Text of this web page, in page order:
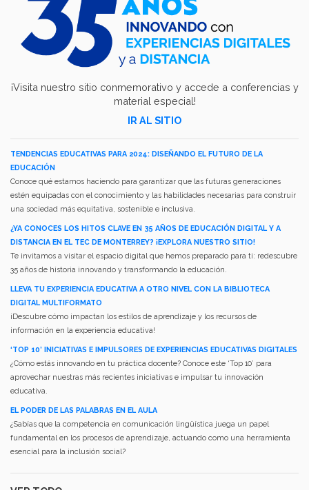
¡Visita nuestro sitio conmemorativo y accede a conferencias y
material especial!
IR AL SITIO
TENDENCIAS EDUCATIVAS PARA 2024: DISEÑANDO EL FUTURO DE LA
EDUCACIÓN
Conoce qué estamos haciendo para garantizar que las futuras generaciones
estén equipadas con el conocimiento y las habilidades necesarias para construir
una sociedad más equitativa, sostenible e inclusiva.
¿YA CONOCES LOS HITOS CLAVE EN 35 AÑOS DE EDUCACIÓN DIGITAL Y A
DISTANCIA EN EL TEC DE MONTERREY? ¡EXPLORA NUESTRO SITIO!
Te invitamos a visitar el espacio digital que hemos preparado para ti: redescubre
35 años de historia innovando y transformando la educación.
LLEVA TU EXPERIENCIA EDUCATIVA A OTRO NIVEL CON LA BIBLIOTECA
DIGITAL MULTIFORMATO
¡Descubre cómo impactan los estilos de aprendizaje y los recursos de
información en la experiencia educativa!
‘TOP 10’ INICIATIVAS E IMPULSORES DE EXPERIENCIAS EDUCATIVAS DIGITALES
¿Cómo estás innovando en tu práctica docente? Conoce este ‘Top 10’ para
aprovechar nuestras más recientes iniciativas e impulsar tu innovación
educativa.
EL PODER DE LAS PALABRAS EN EL AULA
¿Sabías que la competencia en comunicación lingüística juega un papel
fundamental en los procesos de aprendizaje, actuando como una herramienta
esencial para la inclusión social?